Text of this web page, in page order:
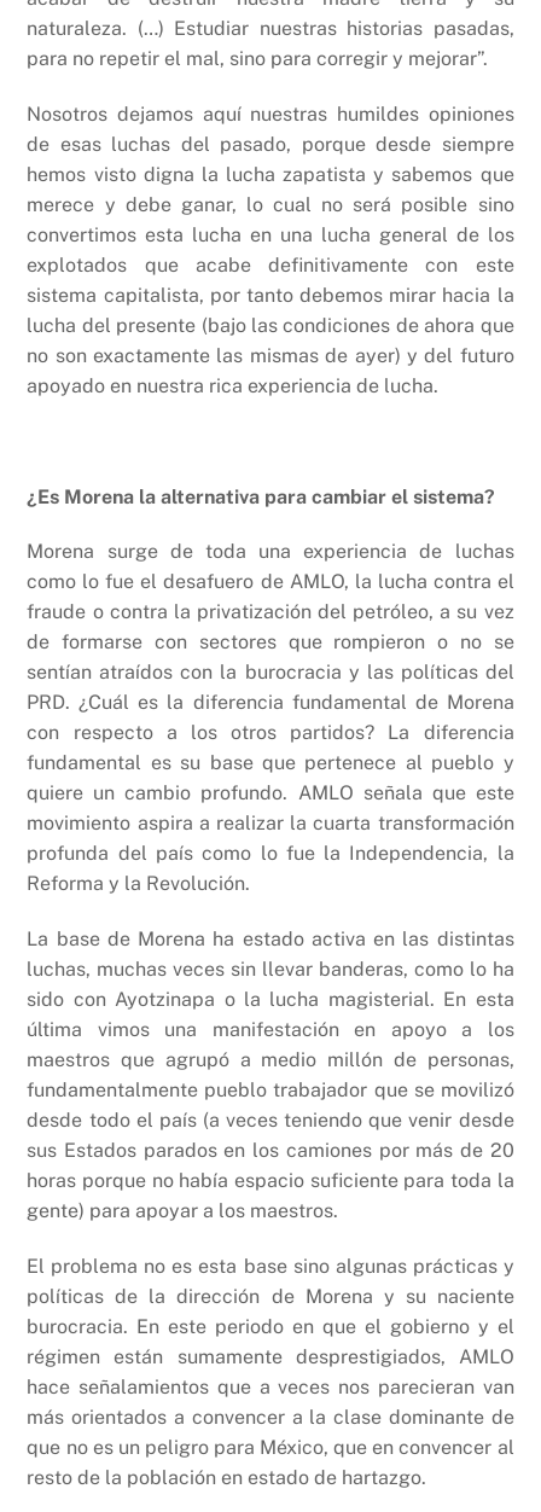
naturaleza. (…) Estudiar nuestras historias pasadas,
para no repetir el mal, sino para corregir y mejorar”.
Nosotros dejamos aquí nuestras humildes opiniones
de esas luchas del pasado, porque desde siempre
hemos visto digna la lucha zapatista y sabemos que
merece y debe ganar, lo cual no será posible sino
convertimos esta lucha en una lucha general de los
explotados que acabe definitivamente con este
sistema capitalista, por tanto debemos mirar hacia la
lucha del presente (bajo las condiciones de ahora que
no son exactamente las mismas de ayer) y del futuro
apoyado en nuestra rica experiencia de lucha.
¿Es Morena la alternativa para cambiar el sistema?
Morena surge de toda una experiencia de luchas
como lo fue el desafuero de AMLO, la lucha contra el
fraude o contra la privatización del petróleo, a su vez
de formarse con sectores que rompieron o no se
sentían atraídos con la burocracia y las políticas del
PRD. ¿Cuál es la diferencia fundamental de Morena
con respecto a los otros partidos? La diferencia
fundamental es su base que pertenece al pueblo y
quiere un cambio profundo. AMLO señala que este
movimiento aspira a realizar la cuarta transformación
profunda del país como lo fue la Independencia, la
Reforma y la Revolución.
La base de Morena ha estado activa en las distintas
luchas, muchas veces sin llevar banderas, como lo ha
sido con Ayotzinapa o la lucha magisterial. En esta
última vimos una manifestación en apoyo a los
maestros que agrupó a medio millón de personas,
fundamentalmente pueblo trabajador que se movilizó
desde todo el país (a veces teniendo que venir desde
sus Estados parados en los camiones por más de 20
horas porque no había espacio suficiente para toda la
gente) para apoyar a los maestros.
El problema no es esta base sino algunas prácticas y
políticas de la dirección de Morena y su naciente
burocracia. En este periodo en que el gobierno y el
régimen están sumamente desprestigiados, AMLO
hace señalamientos que a veces nos parecieran van
más orientados a convencer a la clase dominante de
que no es un peligro para México, que en convencer al
resto de la población en estado de hartazgo.